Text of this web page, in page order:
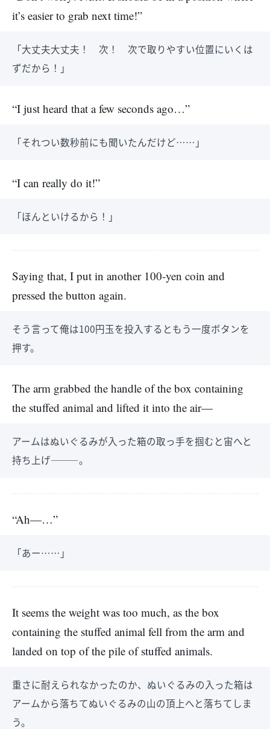
it’s easier to grab next time!”
「大丈夫大丈夫！ 次！ 次で取りやすい位置にいくは
ずだから！」
“I just heard that a few seconds ago…”
「それつい数秒前にも聞いたんだけど……」
“I can really do it!”
「ほんといけるから！」
Saying that, I put in another 100-yen coin and
pressed the button again.
そう言って俺は100円玉を投入するともう一度ボタンを
押す。
The arm grabbed the handle of the box containing
the stuffed animal and lifted it into the air—
アームはぬいぐるみが入った箱の取っ手を掴むと宙へと
持ち上げ―――。
“Ah—…”
「あー……」
It seems the weight was too much, as the box
containing the stuffed animal fell from the arm and
landed on top of the pile of stuffed animals.
重さに耐えられなかったのか、ぬいぐるみの入った箱は
アームから落ちてぬいぐるみの山の頂上へと落ちてしま
う。